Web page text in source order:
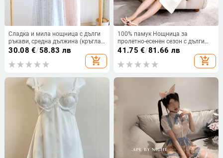
Сладка и мила нощница с дълги
ръкави, средна дължина (кръгла
яка; 100% памук)
30.08 €/58.83 лв
add_shopping_cart
100% памук Нощница за
пролетно-есенен сезон с дълги
ръкави и кардиган, средна
дължина, свободна кройка за
домашно облекло за жени
41.75 €/81.66 лв
add_shopping_cart